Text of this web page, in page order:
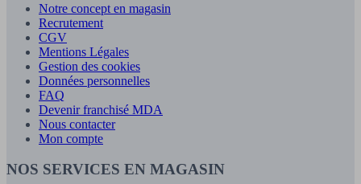
Notre concept en magasin
Recrutement
CGV
Mentions Légales
Gestion des cookies
Données personnelles
FAQ
Devenir franchisé MDA
Nous contacter
Mon compte
NOS SERVICES EN MAGASIN